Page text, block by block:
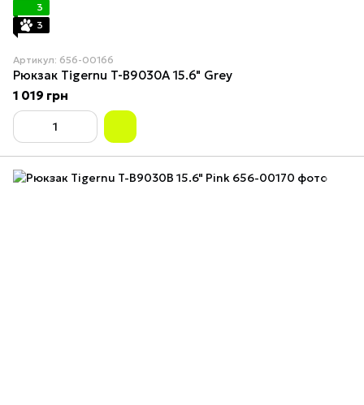
3
3
Артикул: 656-00166
Рюкзак Tigernu T-B9030A 15.6" Grey
1 019 грн